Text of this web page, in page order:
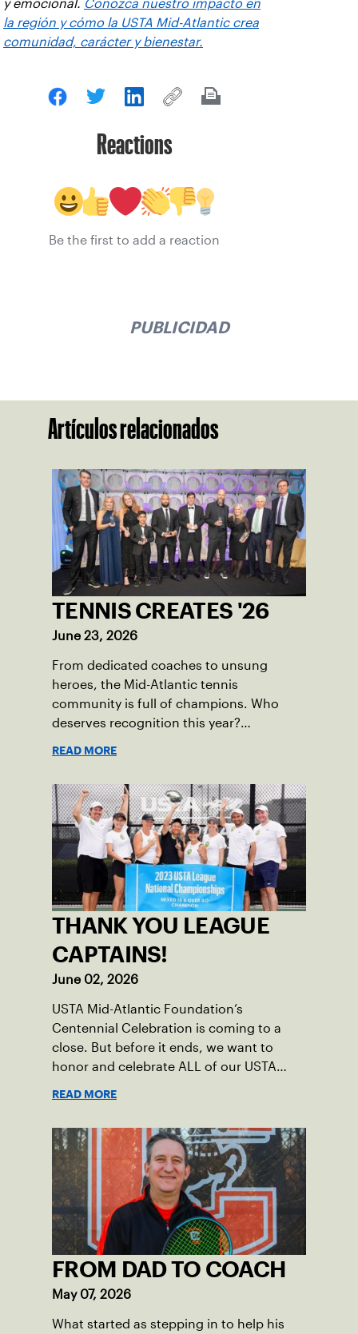
y emocional. Conozca nuestro impacto en
la región y cómo la USTA Mid-Atlantic crea
comunidad, carácter y bienestar.
Reactions
Be the first to add a reaction
PUBLICIDAD
Artículos relacionados
TENNIS CREATES '26
June 23, 2026
From dedicated coaches to unsung
heroes, the Mid-Atlantic tennis
community is full of champions. Who
deserves recognition this year?
READ MORE
THANK YOU LEAGUE
CAPTAINS!
June 02, 2026
USTA Mid-Atlantic Foundation’s
Centennial Celebration is coming to a
close. But before it ends, we want to
honor and celebrate ALL of our USTA
community among adult players, but they
also ensure tennis in our region remains
vibrant and strong.
READ MORE
FROM DAD TO COACH
May 07, 2026
What started as stepping in to help his